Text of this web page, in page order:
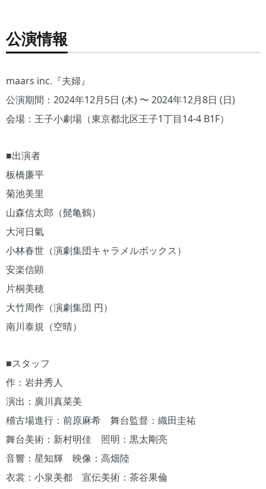
公演情報
maars inc.『夫婦』
公演期間：2024年12月5日 (木) 〜 2024年12月8日 (日)
会場：王子小劇場（東京都北区王子1丁目14-4 B1F）
■出演者
板橋廉平
菊池美里
山森信太郎（髭亀鶴）
大河日氣
小林春世（演劇集団キャラメルボックス）
安楽信顕
片桐美穂
大竹周作（演劇集団 円）
南川泰規（空晴）
■スタッフ
作：岩井秀人
演出：廣川真菜美
稽古場進行：前原麻希 舞台監督：織田圭祐
舞台美術：新村明佳 照明：黒太剛亮
音響：星知輝 映像：高畑陸
衣裳：小泉美都 宣伝美術：茶谷果倫